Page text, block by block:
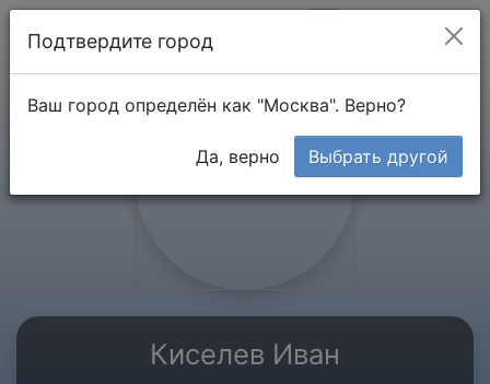
Киселев Иван
Подтвердите город
Ваш город определён как "Москва". Верно?
Да, верно Выбрать другой